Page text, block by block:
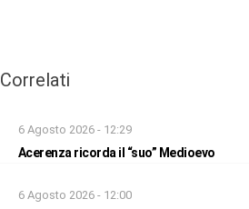
Correlati
6 Agosto 2026 - 12:29
Acerenza ricorda il “suo” Medioevo
6 Agosto 2026 - 12:00